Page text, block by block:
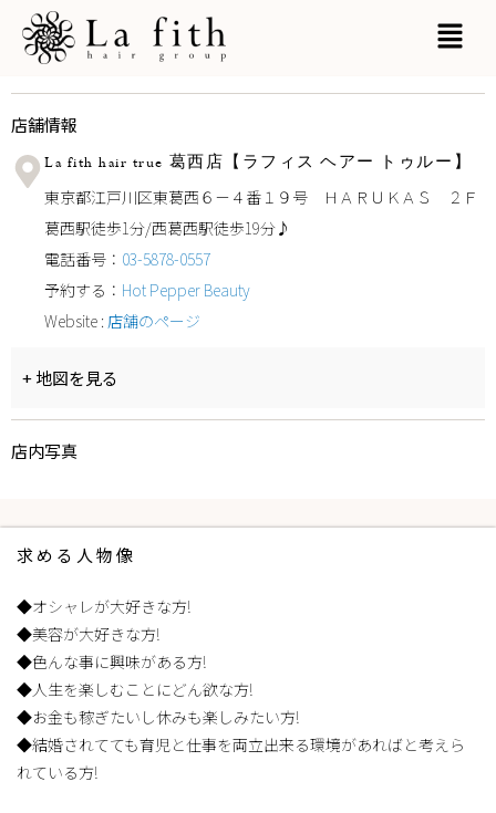
内
容
を
ス
キ
MAIN
店舗情報
La fith hair true 葛西店【ラフィス ヘアー トゥルー】
東京都江戸川区東葛西６－４番１９号 ＨＡＲＵＫＡＳ ２Ｆ
葛西駅徒歩1分/西葛西駅徒歩19分♪
電話番号： 03-5878-0557
予約する： Hot Pepper Beauty
Website : 店舗のページ
+ 地図を見る
店内写真
求める人物像
◆オシャレが大好きな方!
◆美容が大好きな方!
◆色んな事に興味がある方!
◆人生を楽しむことにどん欲な方!
◆お金も稼ぎたいし休みも楽しみたい方!
◆結婚されてても育児と仕事を両立出来る環境があればと考えら
れている方!